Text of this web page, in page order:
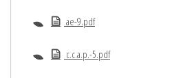
ae-9.pdf
c.c.a.p.-5.pdf